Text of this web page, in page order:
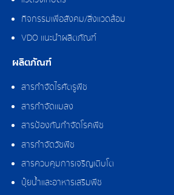
กิจกรรมเพื่อสังคม/สิ่งแวดล้อม
VDO แนะนำผลิตภัณฑ์
ผลิตภัณฑ์
สารกำจัดไรศัตรูพืช
สารกำจัดแมลง
สารป้องกันกำจัดโรคพืช
สารกำจัดวัชพืช
สารควบคุมการเจริญเติบโต
ปุ๋ยน้ำและอาหารเสริมพืช